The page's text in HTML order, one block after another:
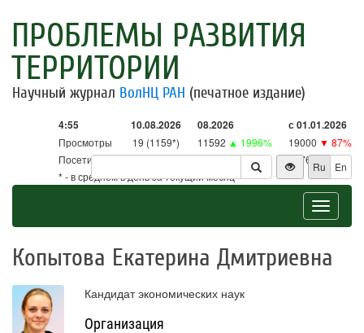
ПРОБЛЕМЫ РАЗВИТИЯ
ТЕРРИТОРИИ
Научный журнал ВолНЦ РАН (печатное издание)
4:55 10.08.2026 08.2026 с 01.01.2026
Просмотры 19 (1159*) 11592 ▲ 1996% 19000 ▼ 87%
Посетители
19 (1137*) 11371▲ 2667% 18761▼ 86%
* - в среднем в день за текущий месяц
Ru En
Toggle
Копытова Екатерина Дмитриевна
Кандидат экономических наук
Организация